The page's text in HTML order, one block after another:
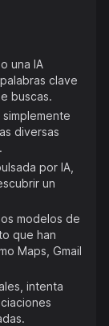
una IA
clave
buscas.
diversas
por IA,
un
modelos de
que han
Maps, Gmail
intenta